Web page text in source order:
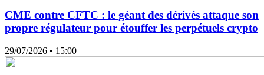
CME contre CFTC : le géant des dérivés attaque son
propre régulateur pour étouffer les perpétuels crypto
29/07/2026 • 15:00